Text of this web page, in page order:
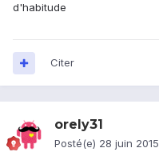
d'habitude
Citer
orely31
Posté(e) 28 juin 2015